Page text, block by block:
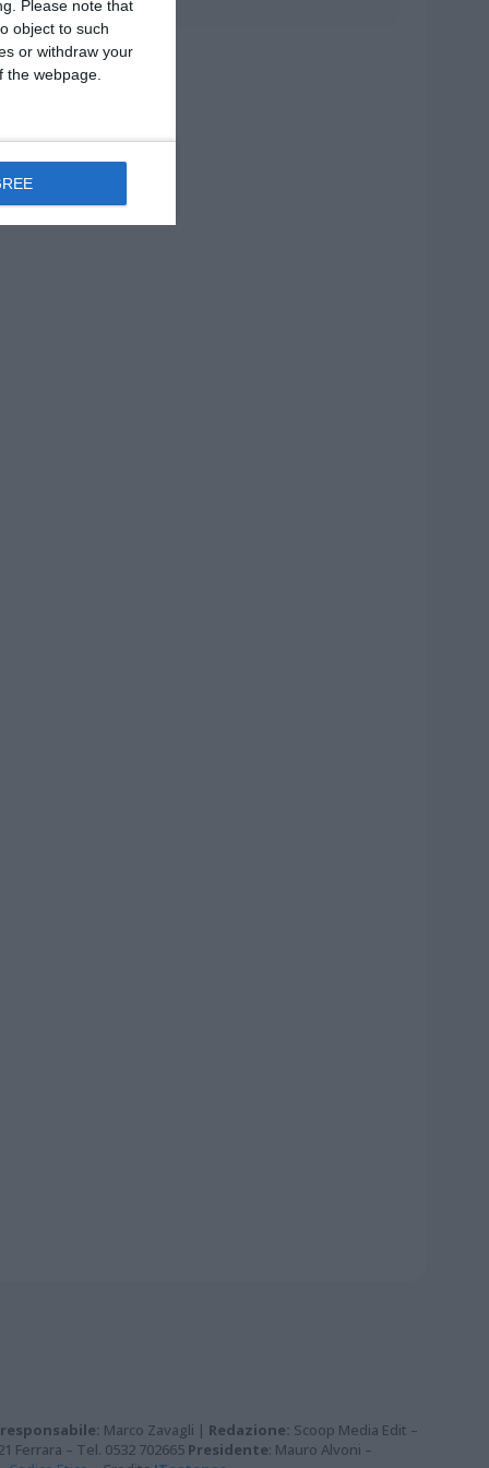
Please note that
object to such
or withdraw your
webpage.
Marco Zavagli | Redazione: Scoop Media Edit –
Ferrara – Tel. 0532 702665 Presidente: Mauro Alvoni –